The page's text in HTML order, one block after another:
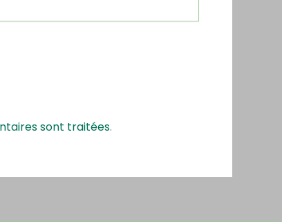
sont traitées.